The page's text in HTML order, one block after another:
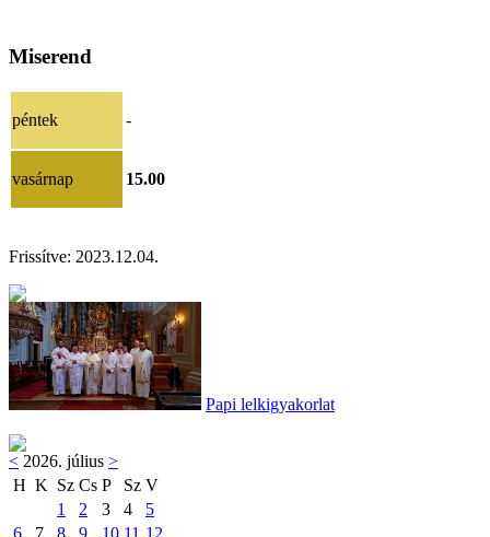
Miserend
péntek -
vasárnap 15.00
Frissítve: 2023.12.04.
Papi lelkigyakorlat
< 2026. július >
H K Sz Cs P Sz V
1
2 3 4
5
6
7 8 9 10 11 12